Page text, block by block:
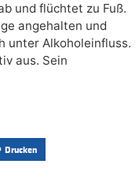
und flüchtet zu Fuß.
angehalten und
unter Alkoholeinfluss.
aus. Sein
Drucken